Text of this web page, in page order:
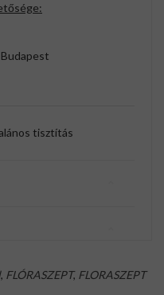
tisztítás
, FLÓRASZEPT, FLORASZEPT